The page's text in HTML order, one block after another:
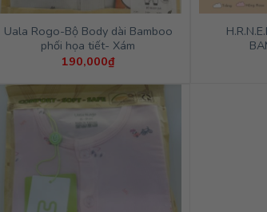
Uala Rogo-Bộ Body dài Bamboo
phối họa tiết- Xám
190,000₫